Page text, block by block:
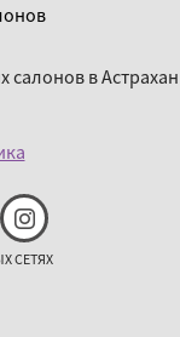
в
СЕТЯХ